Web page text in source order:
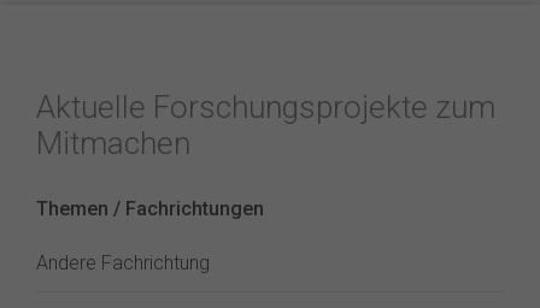
Aktuelle Forschungsprojekte zum
Mitmachen
Themen / Fachrichtungen
Andere Fachrichtung